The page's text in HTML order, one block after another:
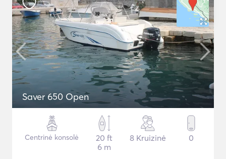
Saver 650 Open
Centrinė konsolė
20 ft
6 m
8 Kruizinė 0